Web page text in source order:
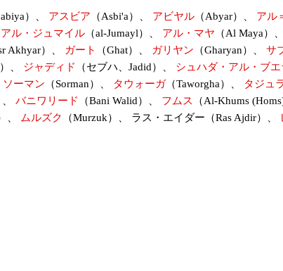
）、 アスビア （Asbi'a）、 アビヤル （Abyar）、 アル
アル・ジュマイル （al-Jumayl）、 アル・マヤ （Al Maya）、
Akhyar）、 ガート （Ghat）、 ガリヤン （Gharyan）、 サ
、 ジャディド （セブハ、Jadid）、 シュハダ・アル・ブエ
ソーマン （Sorman）、 タウォーガ（Taworgha）、 タジュ
バニワリード （Bani Walid）、 フムス （Al-Khums
、 ムルズク （Murzuk）、 ラス・エイダー（Ras Ajdir）、